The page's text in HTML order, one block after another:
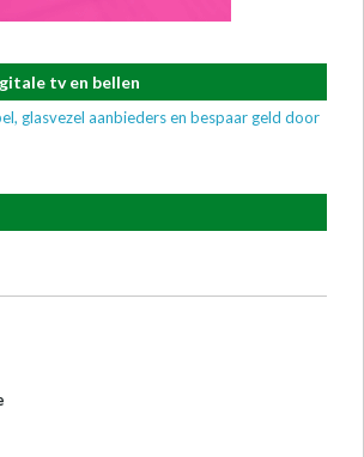
tv en bellen
glasvezel aanbieders en bespaar geld door